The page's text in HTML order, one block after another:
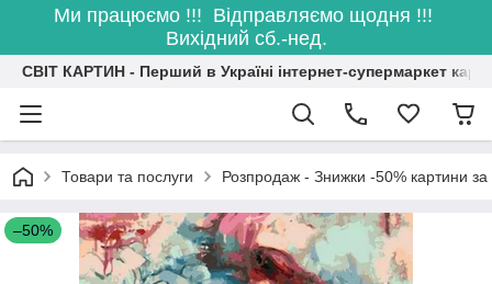
Ми працюємо !!! Відправляємо щодня !!!
Вихідний сб.-нед.
СВІТ КАРТИН - Перший в Україні інтернет-супермаркет
Товари та послуги Розпродаж - Знижки -50% картини
–50%